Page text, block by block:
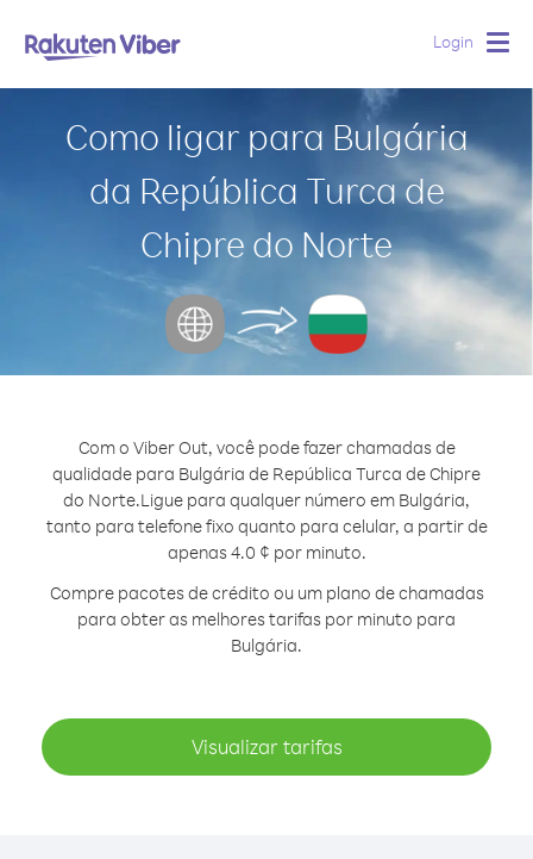
Login
Como ligar para Bulgária
da República Turca de
Chipre do Norte
Com o Viber Out, você pode fazer chamadas de
qualidade para Bulgária de República Turca de Chipre
do Norte.Ligue para qualquer número em Bulgária,
tanto para telefone fixo quanto para celular, a partir de
apenas 4.0 ¢ por minuto.
Compre pacotes de crédito ou um plano de chamadas
para obter as melhores tarifas por minuto para
Bulgária.
Visualizar tarifas